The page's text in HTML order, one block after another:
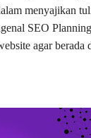
menyajikan
SEO
agar berada